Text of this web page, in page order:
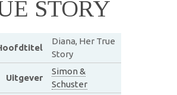
STORY
Diana, Her True
Story
Uitgever
Simon &
Schuster